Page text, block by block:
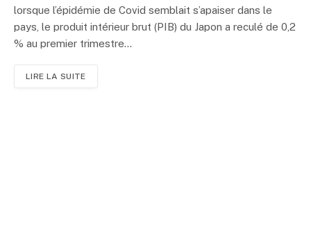
lorsque l’épidémie de Covid semblait s’apaiser dans le
pays, le produit intérieur brut (PIB) du Japon a reculé de 0,2
% au premier trimestre...
LIRE LA SUITE